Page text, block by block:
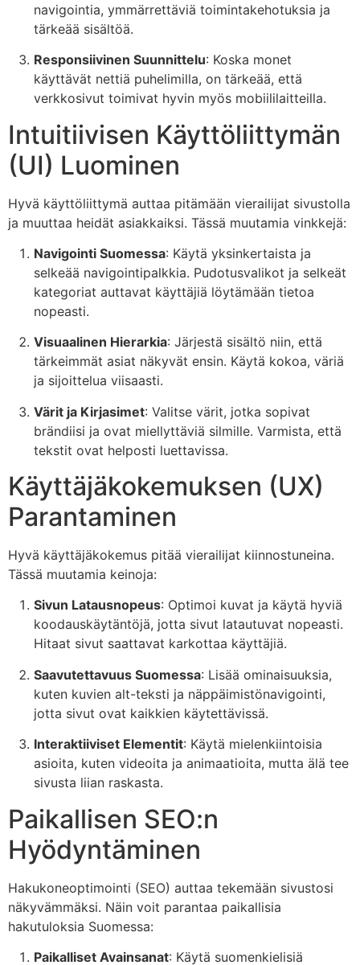
navigointia, ymmärrettäviä toimintakehotuksia ja
tärkeää sisältöä.
Responsiivinen Suunnittelu: Koska monet
käyttävät nettiä puhelimilla, on tärkeää, että
verkkosivut toimivat hyvin myös mobiililaitteilla.
Intuitiivisen Käyttöliittymän
(UI) Luominen
Hyvä käyttöliittymä auttaa pitämään vierailijat sivustolla
ja muuttaa heidät asiakkaiksi. Tässä muutamia vinkkejä:
Navigointi Suomessa: Käytä yksinkertaista ja
selkeää navigointipalkkia. Pudotusvalikot ja selkeät
kategoriat auttavat käyttäjiä löytämään tietoa
nopeasti.
Visuaalinen Hierarkia: Järjestä sisältö niin, että
tärkeimmät asiat näkyvät ensin. Käytä kokoa, väriä
ja sijoittelua viisaasti.
Värit ja Kirjasimet: Valitse värit, jotka sopivat
brändiisi ja ovat miellyttäviä silmille. Varmista, että
tekstit ovat helposti luettavissa.
Käyttäjäkokemuksen (UX)
Parantaminen
Hyvä käyttäjäkokemus pitää vierailijat kiinnostuneina.
Tässä muutamia keinoja:
Sivun Latausnopeus: Optimoi kuvat ja käytä hyviä
koodauskäytäntöjä, jotta sivut latautuvat nopeasti.
Hitaat sivut saattavat karkottaa käyttäjiä.
Saavutettavuus Suomessa: Lisää ominaisuuksia,
kuten kuvien alt-teksti ja näppäimistönavigointi,
jotta sivut ovat kaikkien käytettävissä.
Interaktiiviset Elementit: Käytä mielenkiintoisia
asioita, kuten videoita ja animaatioita, mutta älä tee
sivusta liian raskasta.
Paikallisen SEO:n
Hyödyntäminen
Hakukoneoptimointi (SEO) auttaa tekemään sivustosi
näkyvämmäksi. Näin voit parantaa paikallisia
hakutuloksia Suomessa:
Paikalliset Avainsanat: Käytä suomenkielisiä